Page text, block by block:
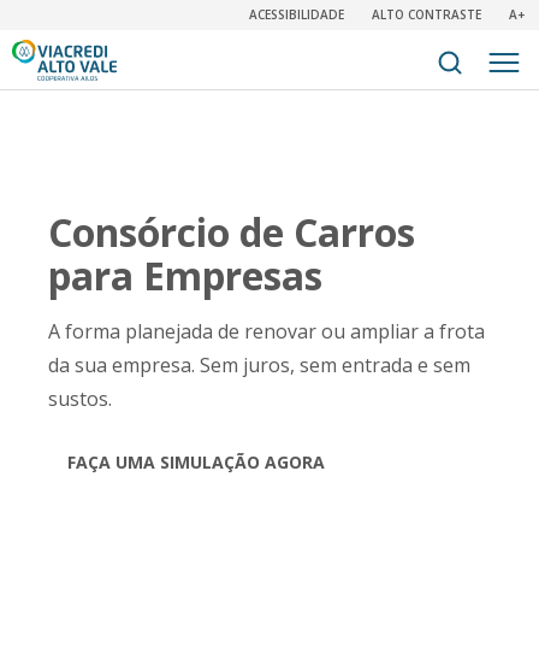
ACESSIBILIDADE ALTO CONTRASTE A+
Consórcio de Carros
para Empresas
A forma planejada de renovar ou ampliar a frota
da sua empresa. Sem juros, sem entrada e sem
sustos.
FAÇA UMA SIMULAÇÃO AGORA